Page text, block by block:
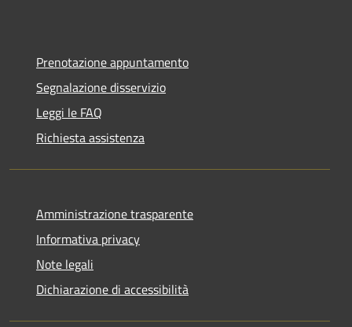
Prenotazione appuntamento
Segnalazione disservizio
Leggi le FAQ
Richiesta assistenza
Amministrazione trasparente
Informativa privacy
Note legali
Dichiarazione di accessibilità